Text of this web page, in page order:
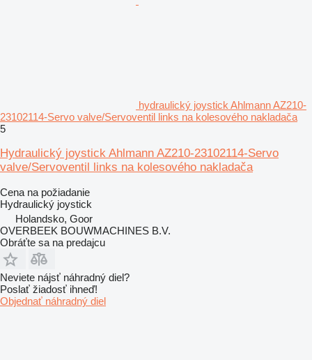
hydraulický joystick Ahlmann AZ210-
23102114-Servo valve/Servoventil links na kolesového nakladača
5
Hydraulický joystick Ahlmann AZ210-23102114-Servo
valve/Servoventil links na kolesového nakladača
Cena na požiadanie
Hydraulický joystick
Holandsko, Goor
OVERBEEK BOUWMACHINES B.V.
Obráťte sa na predajcu
Neviete nájsť náhradný diel?
Poslať žiadosť ihneď!
Objednať náhradný diel